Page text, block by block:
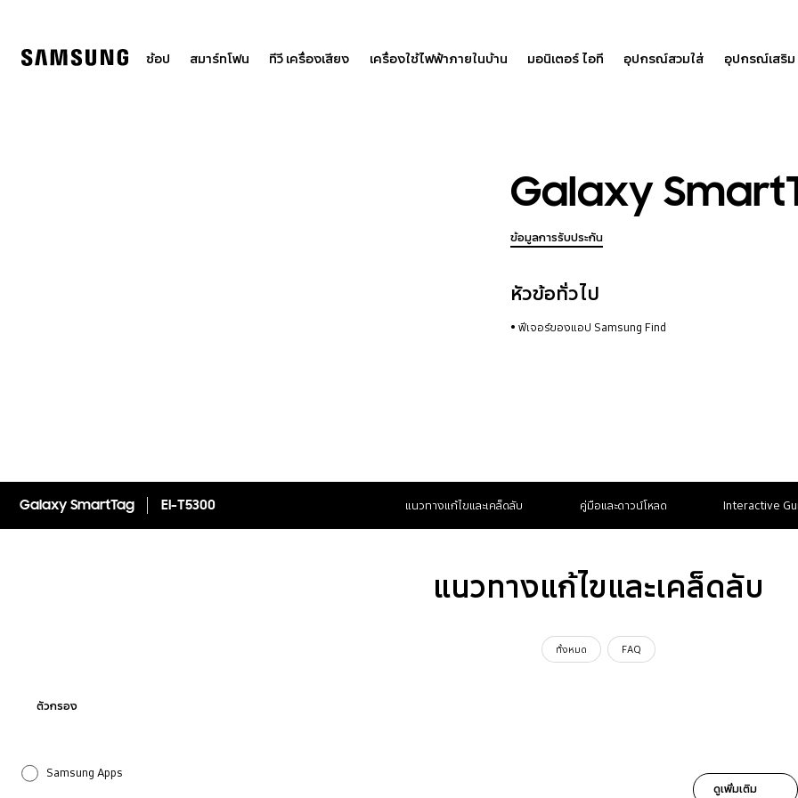
ช้อป สมาร์ทโฟน ทีวี เครื่องเสียง เครื่องใช้ไฟฟ้าภายในบ้าน มอนิเตอร์ ไอที อุปกรณ์สวมใส่ อุปกรณ์เสริม
Galaxy
ข้อมูลการรับประกัน
หัวข้อทั่วไป
ฟีเจอร์ของแอป Samsung Find
Galaxy SmartTag EI-T5300 แนวทางแก้ไขและเคล็ดลับ คู่มือและดาวน์โหลด Interactive
แนวทางแก้ไขและเคล็ดลับ
ทั้งหมด FAQ
ตัวกรอง
Samsung Apps
ดูเพิ่มเติม